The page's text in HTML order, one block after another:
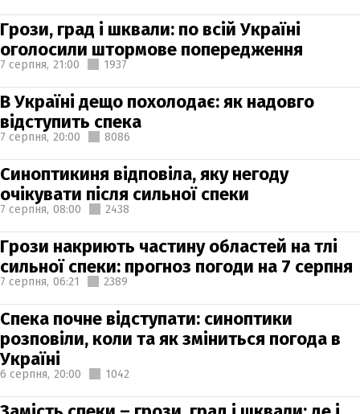
Грози, град і шквали: по всій Україні
оголосили штормове попередження
7 серпня, 21:00 1937
В Україні дещо похолодає: як надовго
відступить спека
7 серпня, 20:00 8086
Синоптикиня відповіла, яку негоду
очікувати після сильної спеки
7 серпня, 08:00 2438
Грози накриють частину областей на тлі
сильної спеки: прогноз погоди на 7 серпня
7 серпня, 06:21 2389
Спека почне відступати: синоптики
розповіли, коли та як зміниться погода в
Україні
6 серпня, 20:00 1042